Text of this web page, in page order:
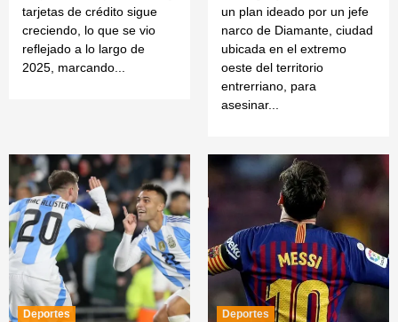
tarjetas de crédito sigue
creciendo, lo que se vio
reflejado a lo largo de
2025, marcando...
un plan ideado por un jefe
narco de Diamante, ciudad
ubicada en el extremo
oeste del territorio
entrerriano, para
asesinar...
Deportes Deportes